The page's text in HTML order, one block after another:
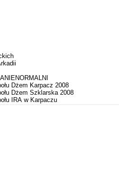
Dżem Karpacz 2008
Dżem Szklarska 2008
IRA w Karpaczu